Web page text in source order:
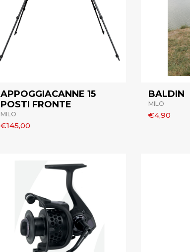
APPOGGIACANNE 15
POSTI FRONTE
MILO
€145,00
BALDIN
MILO
€4,90